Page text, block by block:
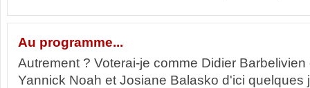
Au programme...
Autrement ? Voterai-je comme Didier
Yannick Noah et Josiane Balasko d'ici